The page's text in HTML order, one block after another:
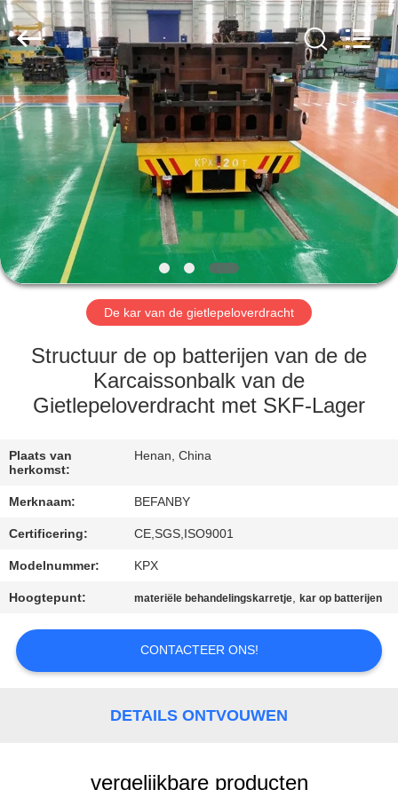
HUIS
PRODUCTEN
ONGEVEER
ONS
FABRIEKSREIS
KWALITEITSCONTROLE
CONTACTEER
VERZOEK
OM EEN
CITAAT
SITEMAP
Hundred
Percent
Electrical
and
Mechanical
Co.,Ltd.
All
Rights
Reserved.
De kar van de gietlepeloverdracht
Structuur de op batterijen van de de
Karcaissonbalk van de
Gietlepeloverdracht met SKF-Lager
Plaats van
herkomst:
Henan, China
Merknaam: BEFANBY
Certificering: CE,SGS,ISO9001
Modelnummer: KPX
Hoogtepunt: materiële behandelingskarretje,kar op batterijen
CONTACTEER ONS!
DETAILS ONTVOUWEN
vergelijkbare producten